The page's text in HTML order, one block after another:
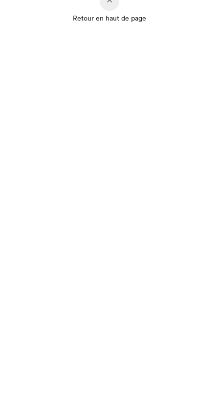
Retour en haut de page